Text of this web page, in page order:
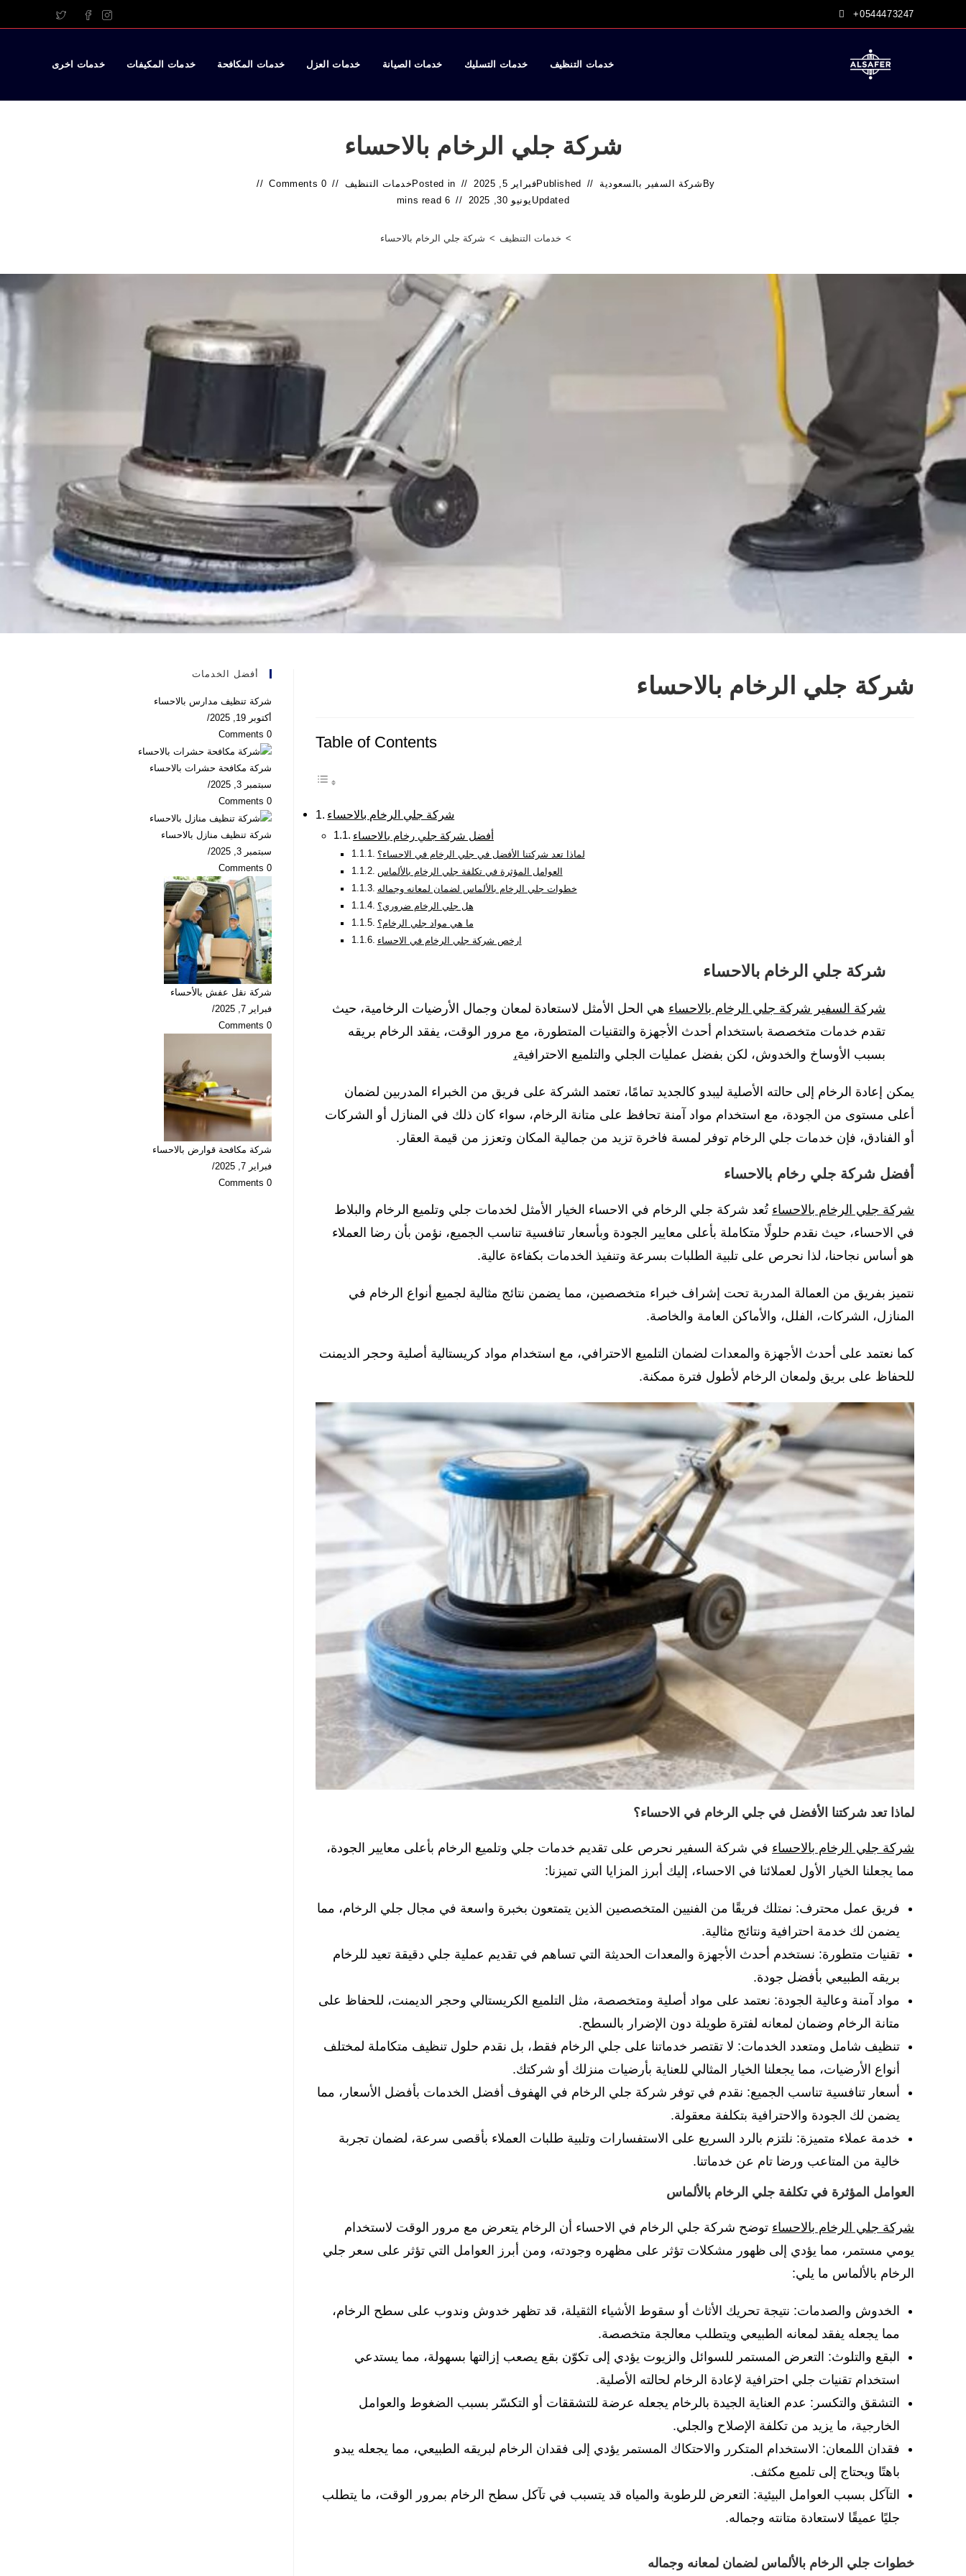
to
+0544473247
خدمات التنظيف خدمات التسليك خدمات الصيانة خدمات العزل خدمات المكافحة خدمات المكيفات خدمات اخرى
شركة جلي الرخام بالاحساء
By شركة السفير بالسعودية Publishedفبراير 5, 2025 Posted in خدمات التنظيف
0 Comments
Updated يونيو 30, 2025 6 mins read
> خدمات التنظيف > شركة جلي الرخام بالاحساء
شركة جلي الرخام بالاحساء
Table of Contents
شركة جلي الرخام بالاحساء
أفضل شركة جلي رخام بالاحساء
لماذا تعد شركتنا الأفضل في جلي الرخام في الاحساء؟
العوامل المؤثرة في تكلفة جلي الرخام بالألماس
خطوات جلي الرخام بالألماس لضمان لمعانه وجماله
هل جلي الرخام ضروري؟
ما هي مواد جلي الرخام؟
ارخص شركة جلي الرخام في الاحساء
شركة جلي الرخام بالاحساء
شركة السفير شركة جلي الرخام بالاحساء هي الحل الأمثل لاستعادة لمعان وجمال الأرضيات الرخامية، حيث
تقدم خدمات متخصصة باستخدام أحدث الأجهزة والتقنيات المتطورة، مع مرور الوقت، يفقد الرخام بريقه
بسبب الأوساخ والخدوش، لكن بفضل عمليات الجلي والتلميع الاحترافية،
يمكن إعادة الرخام إلى حالته الأصلية ليبدو كالجديد تمامًا، تعتمد الشركة على فريق من الخبراء المدربين لضمان
أعلى مستوى من الجودة، مع استخدام مواد آمنة تحافظ على متانة الرخام، سواء كان ذلك في المنازل أو الشركات
أو الفنادق، فإن خدمات جلي الرخام توفر لمسة فاخرة تزيد من جمالية المكان وتعزز من قيمة العقار.
أفضل شركة جلي رخام بالاحساء
شركة جلي الرخام بالاحساء تُعد شركة جلي الرخام في الاحساء الخيار الأمثل لخدمات جلي وتلميع الرخام والبلاط
في الاحساء، حيث نقدم حلولًا متكاملة بأعلى معايير الجودة وبأسعار تنافسية تناسب الجميع، نؤمن بأن رضا العملاء
هو أساس نجاحنا، لذا نحرص على تلبية الطلبات بسرعة وتنفيذ الخدمات بكفاءة عالية.
نتميز بفريق من العمالة المدربة تحت إشراف خبراء متخصصين، مما يضمن نتائج مثالية لجميع أنواع الرخام في
المنازل، الشركات، الفلل، والأماكن العامة والخاصة.
كما نعتمد على أحدث الأجهزة والمعدات لضمان التلميع الاحترافي، مع استخدام مواد كريستالية أصلية وحجر الديمنت
للحفاظ على بريق ولمعان الرخام لأطول فترة ممكنة.
لماذا تعد شركتنا الأفضل في جلي الرخام في الاحساء؟
شركة جلي الرخام بالاحساء في شركة السفير نحرص على تقديم خدمات جلي وتلميع الرخام بأعلى معايير الجودة،
مما يجعلنا الخيار الأول لعملائنا في الاحساء، إليك أبرز المزايا التي تميزنا:
فريق عمل محترف: نمتلك فريقًا من الفنيين المتخصصين الذين يتمتعون بخبرة واسعة في مجال جلي الرخام، مما
يضمن لك خدمة احترافية ونتائج مثالية.
تقنيات متطورة: نستخدم أحدث الأجهزة والمعدات الحديثة التي تساهم في تقديم عملية جلي دقيقة تعيد للرخام
بريقه الطبيعي بأفضل جودة.
مواد آمنة وعالية الجودة: نعتمد على مواد أصلية ومتخصصة، مثل التلميع الكريستالي وحجر الديمنت، للحفاظ على
متانة الرخام وضمان لمعانه لفترة طويلة دون الإضرار بالسطح.
تنظيف شامل ومتعدد الخدمات: لا تقتصر خدماتنا على جلي الرخام فقط، بل نقدم حلول تنظيف متكاملة لمختلف
أنواع الأرضيات، مما يجعلنا الخيار المثالي للعناية بأرضيات منزلك أو شركتك.
أسعار تنافسية تناسب الجميع: نقدم في توفر شركة جلي الرخام في الهفوف أفضل الخدمات بأفضل الأسعار، مما
يضمن لك الجودة والاحترافية بتكلفة معقولة.
خدمة عملاء متميزة: نلتزم بالرد السريع على الاستفسارات وتلبية طلبات العملاء بأقصى سرعة، لضمان تجربة
خالية من المتاعب ورضا تام عن خدماتنا.
العوامل المؤثرة في تكلفة جلي الرخام بالألماس
شركة جلي الرخام بالاحساء توضح شركة جلي الرخام في الاحساء أن الرخام يتعرض مع مرور الوقت لاستخدام
يومي مستمر، مما يؤدي إلى ظهور مشكلات تؤثر على مظهره وجودته، ومن أبرز العوامل التي تؤثر على سعر جلي
الرخام بالألماس ما يلي:
الخدوش والصدمات: نتيجة تحريك الأثاث أو سقوط الأشياء الثقيلة، قد تظهر خدوش وندوب على سطح الرخام،
مما يجعله يفقد لمعانه الطبيعي ويتطلب معالجة متخصصة.
البقع والتلوث: التعرض المستمر للسوائل والزيوت يؤدي إلى تكوّن بقع يصعب إزالتها بسهولة، مما يستدعي
استخدام تقنيات جلي احترافية لإعادة الرخام لحالته الأصلية.
التشقق والتكسر: عدم العناية الجيدة بالرخام يجعله عرضة للتشققات أو التكسّر بسبب الضغوط والعوامل
الخارجية، ما يزيد من تكلفة الإصلاح والجلي.
فقدان اللمعان: الاستخدام المتكرر والاحتكاك المستمر يؤدي إلى فقدان الرخام لبريقه الطبيعي، مما يجعله يبدو
باهتًا ويحتاج إلى تلميع مكثف.
التآكل بسبب العوامل البيئية: التعرض للرطوبة والمياه قد يتسبب في تآكل سطح الرخام بمرور الوقت، ما يتطلب
جليًا عميقًا لاستعادة متانته وجماله.
خطوات جلي الرخام بالألماس لضمان لمعانه وجماله
أفضل الخدمات
شركة تنظيف مدارس بالاحساء
أكتوبر 19, 2025
/
0 Comments
شركة مكافحة حشرات بالاحساء
سبتمبر 3, 2025
/
0 Comments
شركة تنظيف منازل بالاحساء
سبتمبر 3, 2025
/
0 Comments
شركة نقل عفش بالأحساء
فبراير 7, 2025
/
0 Comments
شركة مكافحة قوارض بالاحساء
فبراير 7, 2025
/
0 Comments